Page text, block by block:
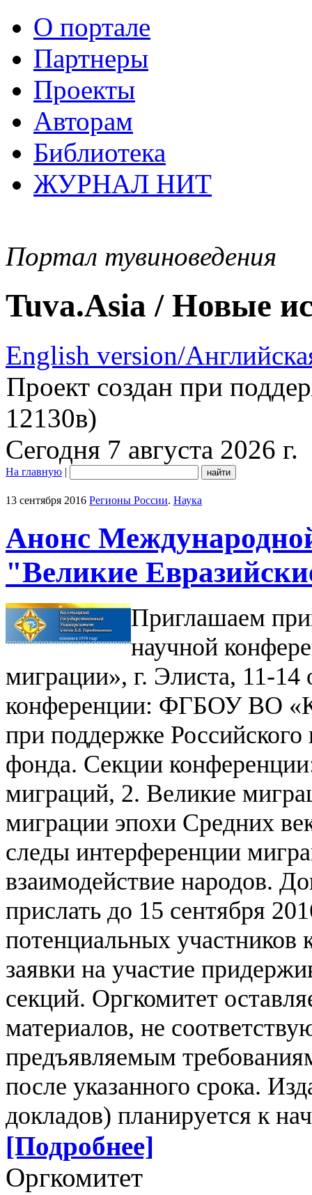
О портале
Партнеры
Проекты
Авторам
Библиотека
ЖУРНАЛ НИТ
Портал тувиноведения
Tuva.Asia / Новые
English version/
Проект создан при
12130в)
Сегодня 7 августа 2026 г.
На главную |
13 сентября 2016 Регионы России. Наука
Анонс
"Великие
Приглашаем
научной
миграции», г. Элиста, 11-14
конференции: ФГБОУ ВО
при поддержке Российского
фонда. Секции
миграций, 2. Великие
миграции эпохи Средних
следы интерференции
взаимодействие народов.
прислать до 15 сентября
потенциальных участников
заявки на участие
секций. Оргкомитет
материалов, не
предъявляемым
после указанного срока.
докладов) планируется к
[Подробнее]
Оргкомитет